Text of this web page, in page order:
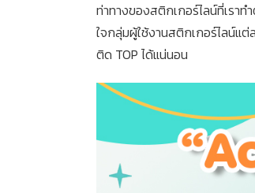
ท่าทางของสติกเกอร์ไลน์ที่เราท
ใจกลุ่มผู้ใช้งานสติกเกอร์ไลน์แต่
ติด TOP ได้แน่นอน